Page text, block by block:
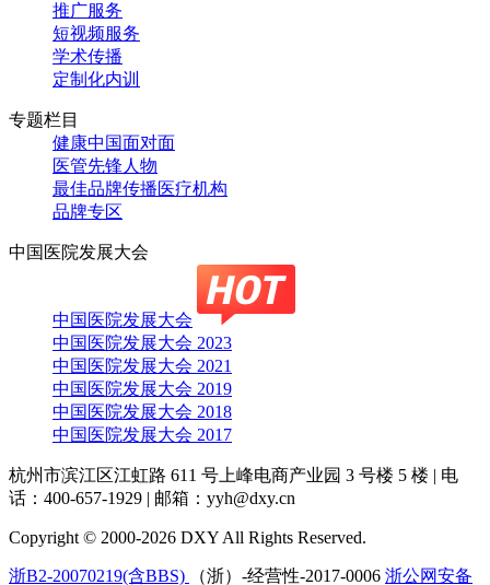
推广服务
短视频服务
学术传播
定制化内训
专题栏目
健康中国面对面
医管先锋人物
最佳品牌传播医疗机构
品牌专区
中国医院发展大会
中国医院发展大会
中国医院发展大会 2023
中国医院发展大会 2021
中国医院发展大会 2019
中国医院发展大会 2018
中国医院发展大会 2017
杭州市滨江区江虹路 611 号上峰电商产业园 3 号楼 5 楼 | 电
话：400-657-1929 | 邮箱：yyh@dxy.cn
Copyright © 2000-2026 DXY All Rights Reserved.
浙B2-20070219(含BBS) （浙）-经营性-2017-0006 浙公网安备